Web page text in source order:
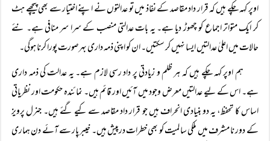
اوپر کہہ چکے ہیں کہ قرار داد مقاصد کے نفاذ میں تو عدالتوں نے اپنے اختیار سے بھی پیچھے ہٹ
کر ایک متواتر اجماع کو چھوڑ دیا ہے۔ یہ بات عدالتی منصب کے سرا سر منافی ہے۔ نئے
حالات میں اعلیٰ عدالتیں ایسا نہیں کر سکتیں۔ ان کو اپنی ذمہ داری بہرصورت پورا کرنا ہوگی۔
ہم اوپر کہہ چکے ہیں کہ ہر ظلم و زیادتی پر داد رسی لازم ہے۔ یہ عدالت کی ذمہ داری
ہے۔ اس کے لیے عدالتیں معرض وجود میں آئیں اور قائم ہیں۔ نمائندہ حکومت اور نظریاتی
اساس کا تحفظ، یہ دو بنیادی انحراف ہیں جو قرار داد مقاصد سے کیے گئے ہیں۔ جنرل پرویز
کے دور نا مشرف میں ملکی سا لمیت کو بھی خطرات درپیش ہیں۔ خیبر پار سے آئے دن ہماری